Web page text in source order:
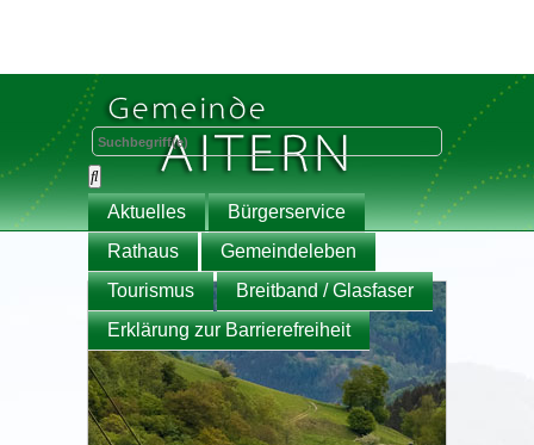
Aktuelles
Bürgerservice
Rathaus
Gemeindeleben
Tourismus
Breitband / Glasfaser
Erklärung zur Barrierefreiheit